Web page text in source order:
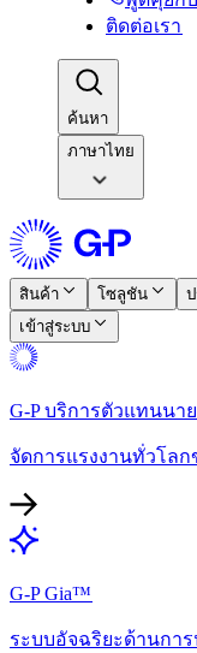
ติดต่อเรา​​
ค้นหา​​
ภาษาไทย
สินค้า​​ โซลูชัน​​
เข้าสู่ระบบ​​
G-P บริการตัวแทนนา
จัดการแรงงานทั่วโล
G-P Gia™​​
ระบบอัจฉริยะด้านกา